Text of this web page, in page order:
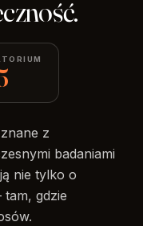
z
badaniami
nie tylko o
gdzie